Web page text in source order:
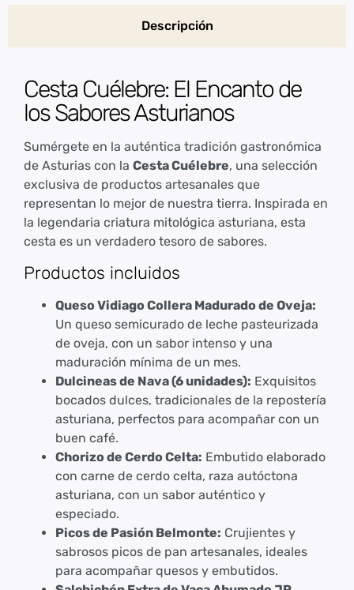
Descripción
Cesta Cuélebre: El Encanto de
los Sabores Asturianos
Sumérgete en la auténtica tradición gastronómica
de Asturias con la Cesta Cuélebre, una selección
exclusiva de productos artesanales que
representan lo mejor de nuestra tierra. Inspirada en
la legendaria criatura mitológica asturiana, esta
cesta es un verdadero tesoro de sabores.
Productos incluidos
Queso Vidiago Collera Madurado de Oveja:
Un queso semicurado de leche pasteurizada
de oveja, con un sabor intenso y una
maduración mínima de un mes.
Dulcineas de Nava (6 unidades): Exquisitos
bocados dulces, tradicionales de la repostería
asturiana, perfectos para acompañar con un
buen café.
Chorizo de Cerdo Celta: Embutido elaborado
con carne de cerdo celta, raza autóctona
asturiana, con un sabor auténtico y
especiado.
Picos de Pasión Belmonte: Crujientes y
sabrosos picos de pan artesanales, ideales
para acompañar quesos y embutidos.